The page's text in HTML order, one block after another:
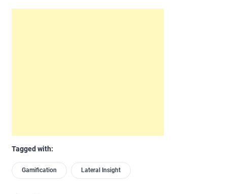
Tagged with:
Gamification Lateral Insight